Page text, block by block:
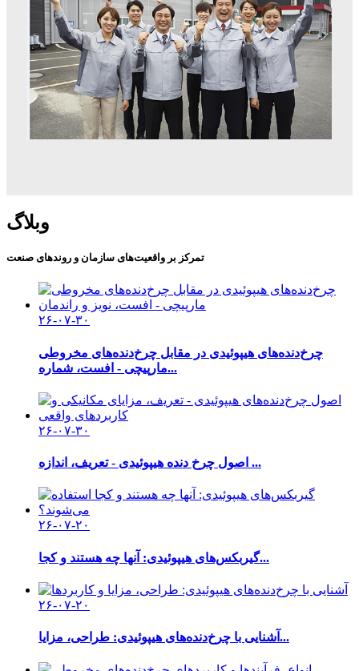
وبلاگ
تمرکز بر واقعیت‌های سازمان و روندهای صنعت
۲۶-۰۷-۳۰
چرخ‌دنده‌های هیپوئیدی در مقابل چرخ‌دنده‌های مخروطی
مارپیچی - افست، شماره...
۲۶-۰۷-۳۰
اصول چرخ دنده هیپوئیدی - تعریف، اندازه ...
۲۶-۰۷-۲۰
گیربکس‌های هیپوئیدی: آنها چه هستند و کجا...
۲۶-۰۷-۲۰
آشنایی با چرخ‌دنده‌های هیپوئیدی: طراحی، مزایا...